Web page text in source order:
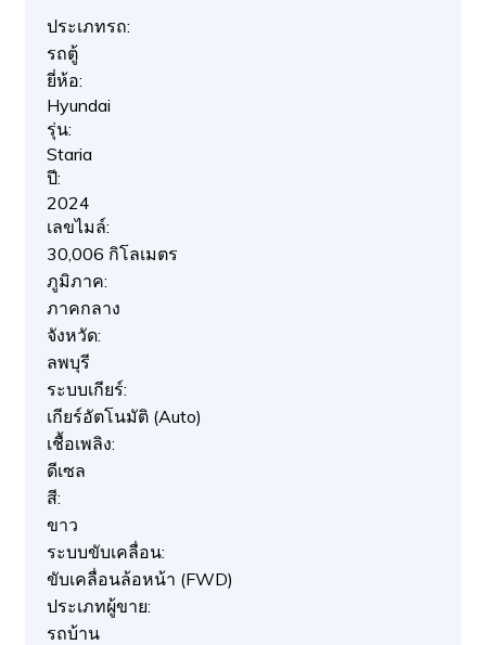
ประเภทรถ:
รถตู้
ยี่ห้อ:
Hyundai
รุ่น:
Staria
ปี:
2024
เลขไมล์:
30,006 กิโลเมตร
ภูมิภาค:
ภาคกลาง
จังหวัด:
ลพบุรี
ระบบเกียร์:
เกียร์อัตโนมัติ (Auto)
เชื้อเพลิง:
ดีเซล
สี:
ขาว
ระบบขับเคลื่อน:
ขับเคลื่อนล้อหน้า (FWD)
ประเภทผู้ขาย:
รถบ้าน